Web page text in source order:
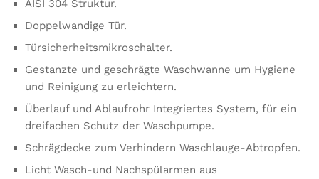
AISI 304 Struktur.
Doppelwandige Tür.
Türsicherheitsmikroschalter.
Gestanzte und geschrägte Waschwanne um Hygiene
und Reinigung zu erleichtern.
Überlauf und Ablaufrohr Integriertes System, für ein
dreifachen Schutz der Waschpumpe.
Schrägdecke zum Verhindern Waschlauge-Abtropfen.
Licht Wasch-und Nachspülarmen aus